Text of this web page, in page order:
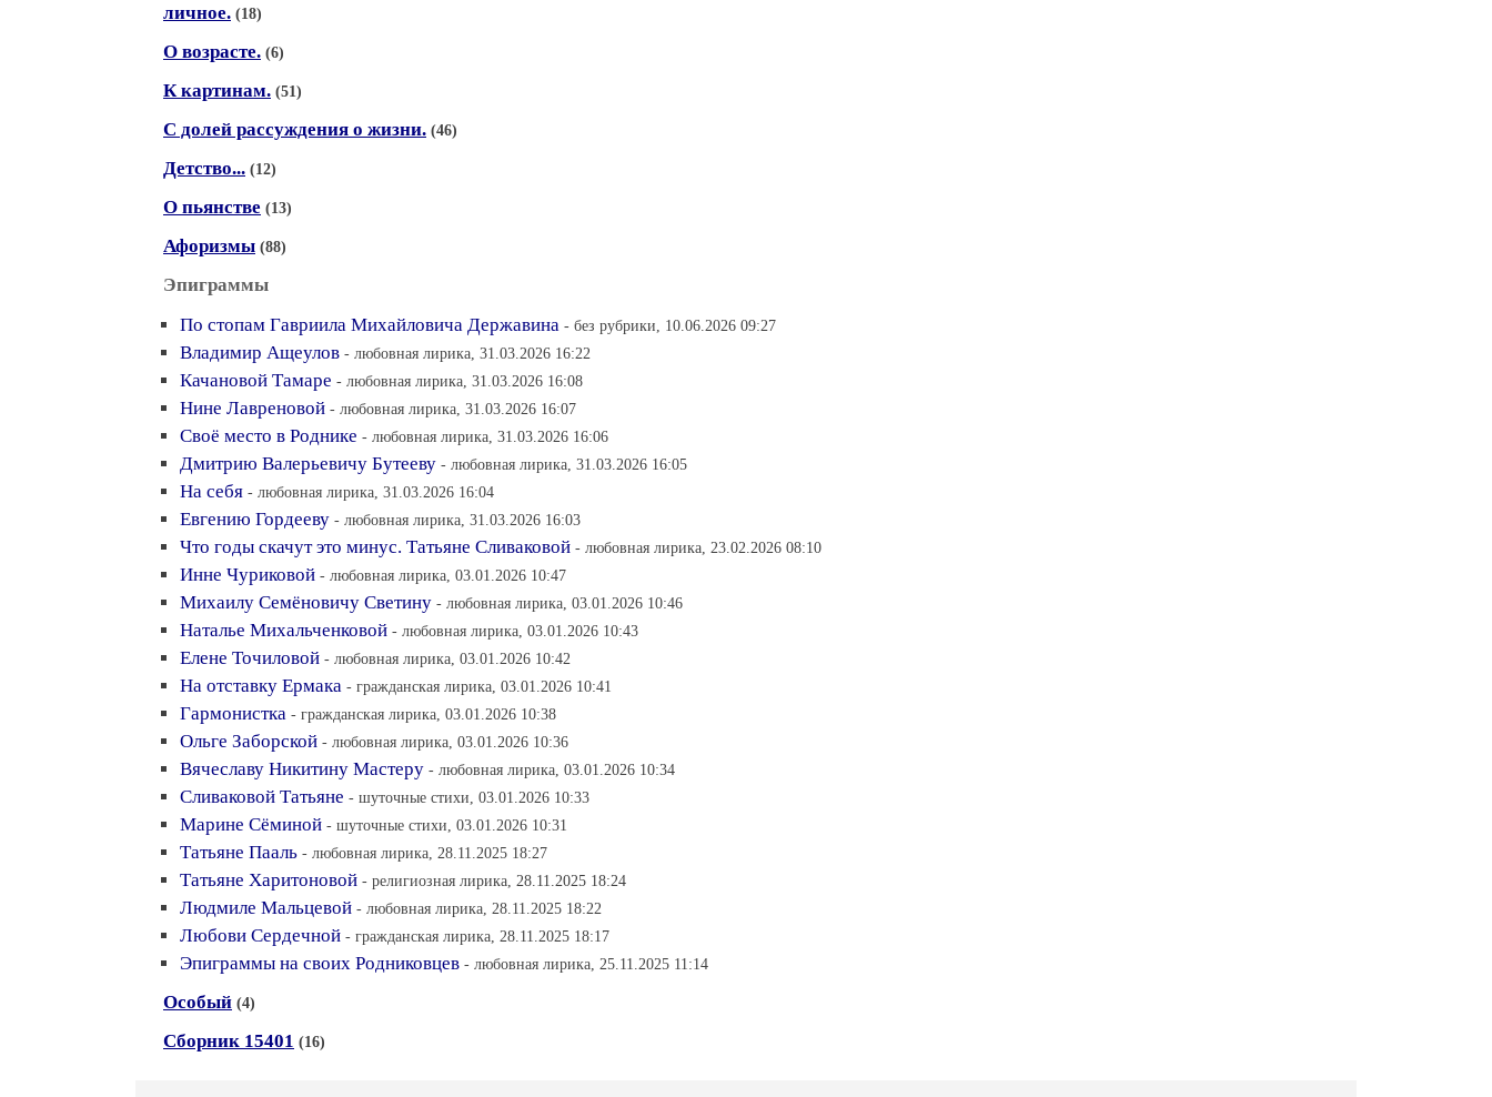
личное. (18)
О возрасте. (6)
К картинам. (51)
С долей рассуждения о жизни. (46)
Детство... (12)
О пьянстве (13)
Афоризмы (88)
Эпиграммы
По стопам Гавриила Михайловича Державина - без рубрики, 10.06.2026 09:27
Владимир Ащеулов - любовная лирика, 31.03.2026 16:22
Качановой Тамаре - любовная лирика, 31.03.2026 16:08
Нине Лавреновой - любовная лирика, 31.03.2026 16:07
Своё место в Роднике - любовная лирика, 31.03.2026 16:06
Дмитрию Валерьевичу Бутееву - любовная лирика, 31.03.2026 16:05
На себя - любовная лирика, 31.03.2026 16:04
Евгению Гордееву - любовная лирика, 31.03.2026 16:03
Что годы скачут это минус. Татьяне Сливаковой - любовная лирика, 23.02.2026 08:10
Инне Чуриковой - любовная лирика, 03.01.2026 10:47
Михаилу Семёновичу Светину - любовная лирика, 03.01.2026 10:46
Наталье Михальченковой - любовная лирика, 03.01.2026 10:43
Елене Точиловой - любовная лирика, 03.01.2026 10:42
На отставку Ермака - гражданская лирика, 03.01.2026 10:41
Гармонистка - гражданская лирика, 03.01.2026 10:38
Ольге Заборской - любовная лирика, 03.01.2026 10:36
Вячеславу Никитину Мастеру - любовная лирика, 03.01.2026 10:34
Сливаковой Татьяне - шуточные стихи, 03.01.2026 10:33
Марине Сёминой - шуточные стихи, 03.01.2026 10:31
Татьяне Пааль - любовная лирика, 28.11.2025 18:27
Татьяне Харитоновой - религиозная лирика, 28.11.2025 18:24
Людмиле Мальцевой - любовная лирика, 28.11.2025 18:22
Любови Сердечной - гражданская лирика, 28.11.2025 18:17
Эпиграммы на своих Родниковцев - любовная лирика, 25.11.2025 11:14
Особый (4)
Сборник 15401 (16)